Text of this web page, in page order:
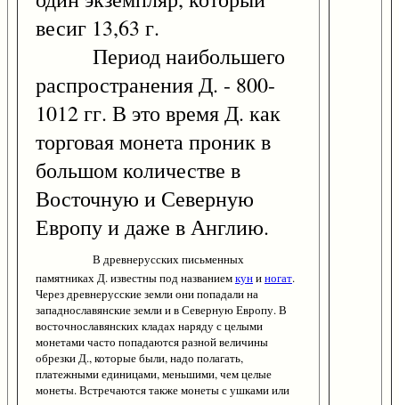
весиг 13,63 г.
Период наибольшего
распространения Д. - 800-
1012 гг. В это время Д. как
торговая монета проник в
большом количестве в
Восточную и Северную
Европу и даже в Англию.
В древнерусских письменных
памятниках Д. известны под названиемкуниногат.
Через древнерусские земли они попадали на
западнославянские земли и в Северную Европу. В
восточнославянских кладах наряду с целыми
монетами часто попадаются разной величины
обрезки Д., которые были, надо полагать,
платежными единицами, меньшими, чем целые
монеты. Встречаются также монеты с ушками или